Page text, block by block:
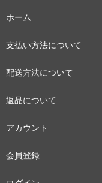
ホーム
支払い方法について
配送方法について
返品について
アカウント
会員登録